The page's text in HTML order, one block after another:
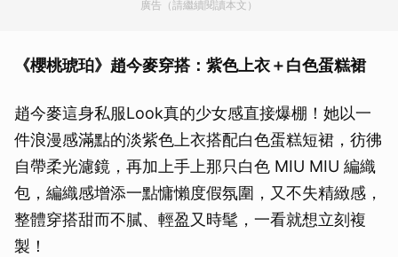
廣告（請繼續閱讀本文）
《櫻桃琥珀》趙今麥穿搭：紫色上衣＋白色蛋糕裙
趙今麥這身私服Look真的少女感直接爆棚！她以一
件浪漫感滿點的淡紫色上衣搭配白色蛋糕短裙，彷彿
自帶柔光濾鏡，再加上手上那只白色 MIU MIU 編織
包，編織感增添一點慵懶度假氛圍，又不失精緻感，
整體穿搭甜而不膩、輕盈又時髦，一看就想立刻複
製！